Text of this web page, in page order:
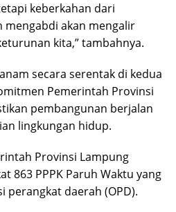
keberkahan dari
mengabdi akan mengalir
kita,” tambahnya.
secara serentak di kedua
Pemerintah Provinsi
pembangunan berjalan
lingkungan hidup.
Provinsi Lampung
863 PPPK Paruh Waktu yang
perangkat daerah (OPD).